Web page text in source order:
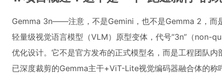
Gemma 3n——注意，不是Gemini，也不是Gemma 2，而
轻量级视觉语言模型（VLM）原型变体，代号“3n”（non-
优化设计。它不是官方发布的正式模型名，而是工程团队
已深度裁剪的Gemma主干+ViT-Lite视觉编码器融合体的